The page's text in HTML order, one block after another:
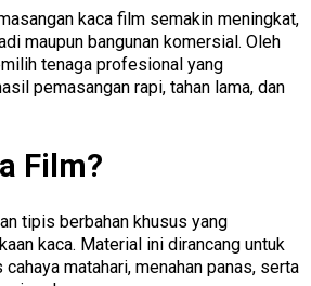
kaca film semakin meningkat,
maupun bangunan komersial. Oleh
tenaga profesional yang
pemasangan rapi, tahan lama, dan
Film?
tipis berbahan khusus yang
kaca. Material ini dirancang untuk
matahari, menahan panas, serta